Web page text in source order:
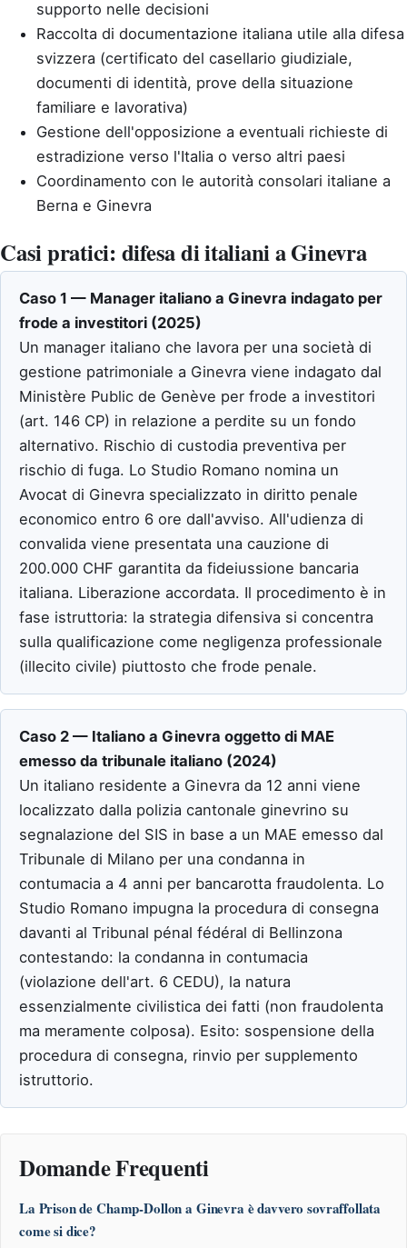
supporto nelle decisioni
Raccolta di documentazione italiana utile alla difesa
svizzera (certificato del casellario giudiziale,
documenti di identità, prove della situazione
familiare e lavorativa)
Gestione dell'opposizione a eventuali richieste di
estradizione verso l'Italia o verso altri paesi
Coordinamento con le autorità consolari italiane a
Berna e Ginevra
Casi pratici: difesa di italiani a Ginevra
Caso 1 — Manager italiano a Ginevra indagato per
frode a investitori (2025)
Un manager italiano che lavora per una società di
gestione patrimoniale a Ginevra viene indagato dal
Ministère Public de Genève per frode a investitori
(art. 146 CP) in relazione a perdite su un fondo
alternativo. Rischio di custodia preventiva per
rischio di fuga. Lo Studio Romano nomina un
Avocat di Ginevra specializzato in diritto penale
economico entro 6 ore dall'avviso. All'udienza di
convalida viene presentata una cauzione di
200.000 CHF garantita da fideiussione bancaria
italiana. Liberazione accordata. Il procedimento è in
fase istruttoria: la strategia difensiva si concentra
sulla qualificazione come negligenza professionale
(illecito civile) piuttosto che frode penale.
Caso 2 — Italiano a Ginevra oggetto di MAE
emesso da tribunale italiano (2024)
Un italiano residente a Ginevra da 12 anni viene
localizzato dalla polizia cantonale ginevrino su
segnalazione del SIS in base a un MAE emesso dal
Tribunale di Milano per una condanna in
contumacia a 4 anni per bancarotta fraudolenta. Lo
Studio Romano impugna la procedura di consegna
davanti al Tribunal pénal fédéral di Bellinzona
contestando: la condanna in contumacia
(violazione dell'art. 6 CEDU), la natura
essenzialmente civilistica dei fatti (non fraudolenta
ma meramente colposa). Esito: sospensione della
procedura di consegna, rinvio per supplemento
istruttorio.
Domande Frequenti
La Prison de Champ-Dollon a Ginevra è davvero sovraffollata
come si dice?